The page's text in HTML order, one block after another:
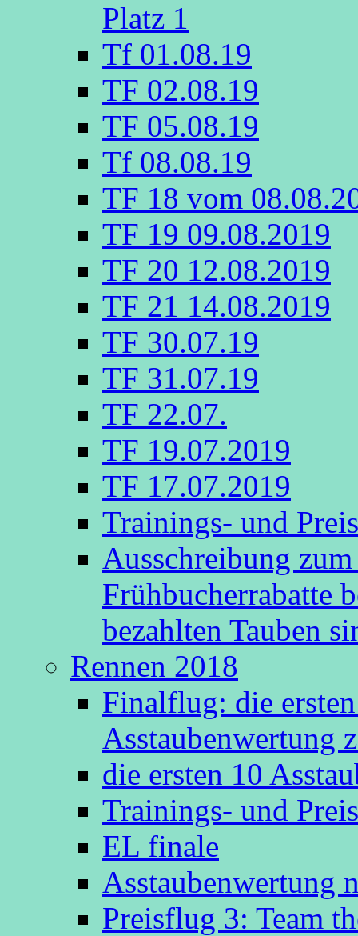
Platz 1
Tf 01.08.19
TF 02.08.19
TF 05.08.19
Tf 08.08.19
TF 18 vom
TF 19 09.08.2019
TF 20 12.08.2019
TF 21 14.08.2019
TF 30.07.19
TF 31.07.19
TF 22.07.
TF 19.07.2019
TF 17.07.2019
Trainings- und
Ausschreibung
Frühbucherrabatte
bezahlten Tauben
Rennen 2018
Finalflug: die
Asstaubenwertung
die ersten 10
Trainings- und
EL finale
Asstaubenwertung
Preisflug 3: Team